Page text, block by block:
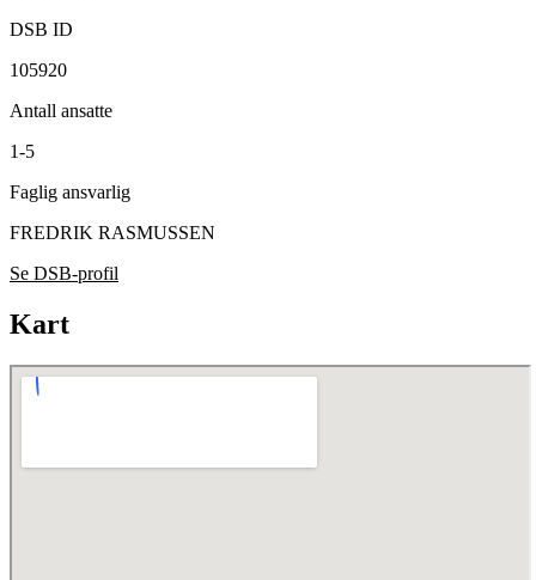
DSB ID
105920
Antall ansatte
1-5
Faglig ansvarlig
FREDRIK RASMUSSEN
Se DSB-profil
Kart